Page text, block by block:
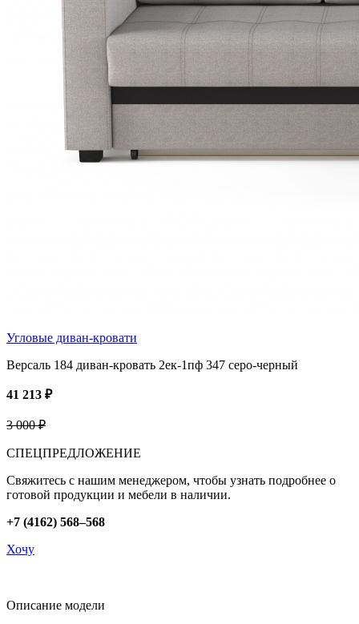
Угловые диван-кровати
Версаль 184 диван-кровать 2ек-1пф 347 серо-черный
41 213 ₽
3 000 ₽
СПЕЦПРЕДЛОЖЕНИЕ
Свяжитесь с нашим менеджером, чтобы узнать подробнее о
готовой продукции и мебели в наличии.
+7 (4162) 568–568
Хочу
Описание модели